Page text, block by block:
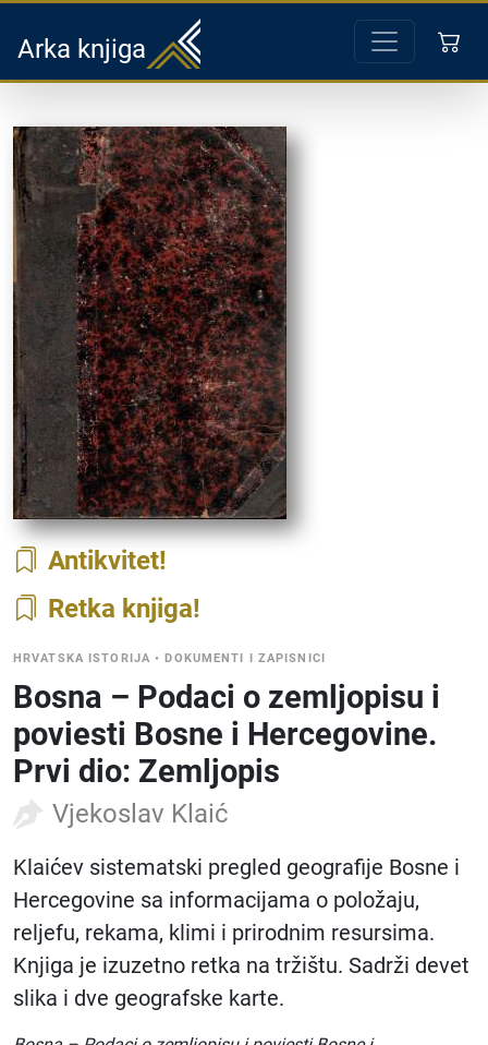
Arka knjiga
Antikvitet
Retka knjiga
HRVATSKA ISTORIJA •DOKUMENTI I ZAPISNICI
Bosna – Podaci o zemljopisu i
poviesti Bosne i Hercegovine.
Prvi dio: Zemljopis
Vjekoslav Klaić
Klaićev sistematski pregled geografije Bosne i
Hercegovine sa informacijama o položaju,
reljefu, rekama, klimi i prirodnim resursima.
Knjiga je izuzetno retka na tržištu. Sadrži devet
slika i dve geografske karte.